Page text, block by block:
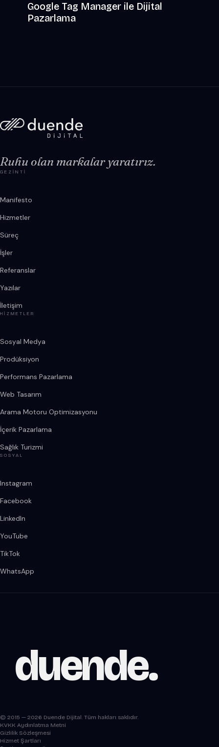
Google Tag Manager ile Dijital
Pazarlama
Ruhu olan markalar yaratırız.
GEZINTI
Manifesto
Hizmetler
Süreç
İşler
Referanslar
Yazılar
İletişim
HIZMETLER
Sosyal Medya
Prodüksiyon
Performans Pazarlama
Web Tasarım
Arama Motoru Optimizasyonu
İçerik Pazarlama
Sağlık Turizmi
SOSYAL
Instagram
Facebook
LinkedIn
YouTube
TikTok
WhatsApp
duende.
© 2015 — 2026 Duende Dijital. Tüm hakları saklıdır.
KVKK Aydınlatma Metni
Gizlilik Sözleşmesi
Hizmet Şartları